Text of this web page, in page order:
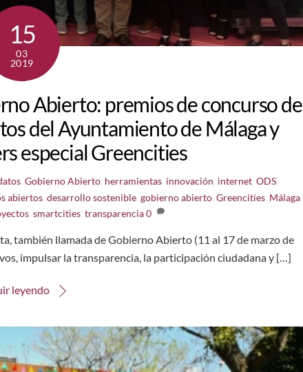
15
03
2019
Abierto: premios de concurso de
del Ayuntamiento de Málaga y
especial Greencities
,Gobierno Abierto herramientas innovación internet ,ODS
abiertos, desarrollo sostenible, gobierno abierto, Greencities, Málaga,
, smartcities, transparencia 0
también llamada de Gobierno Abierto (11 al 17 de marzo de
impulsar la transparencia, la participación ciudadana y […]
leyendo